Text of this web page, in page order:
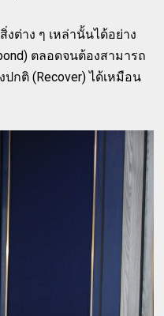
ต่าง ๆ เหล่านั้นได้อย่าง
ตลอดจนต้องสามารถ
กติ (Recover) ได้เหมือน